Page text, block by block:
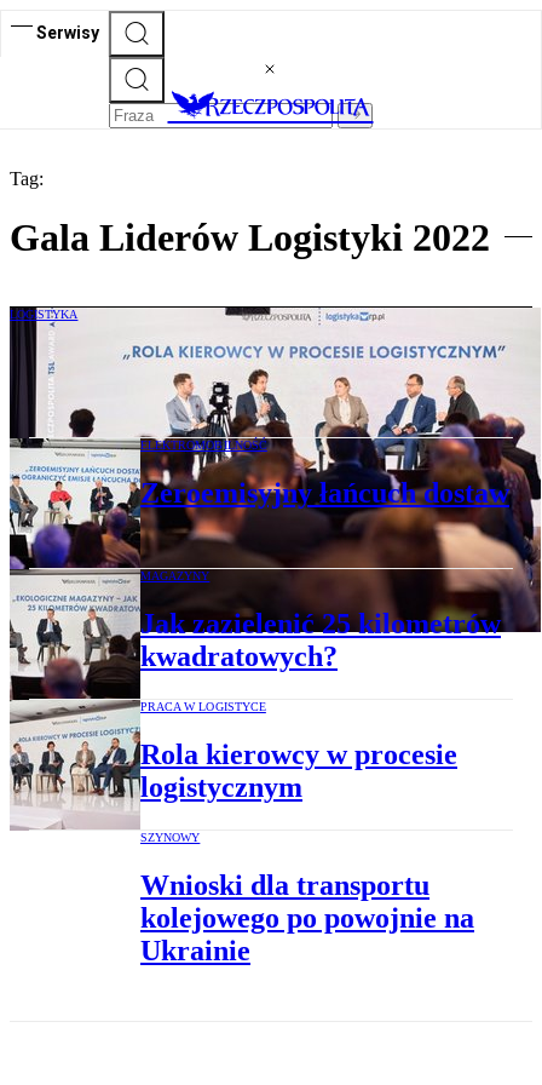
Serwisy
Tag:
Gala Liderów Logistyki 2022
LOGISTYKA
Gala Liderów Logistyki 2022 i rozdanie
nagród za nami!
ELEKTROMOBILNOŚĆ
Zeroemisyjny łańcuch dostaw
MAGAZYNY
Jak zazielenić 25 kilometrów
kwadratowych?
PRACA W LOGISTYCE
Rola kierowcy w procesie
logistycznym
SZYNOWY
Wnioski dla transportu
kolejowego po powojnie na
Ukrainie